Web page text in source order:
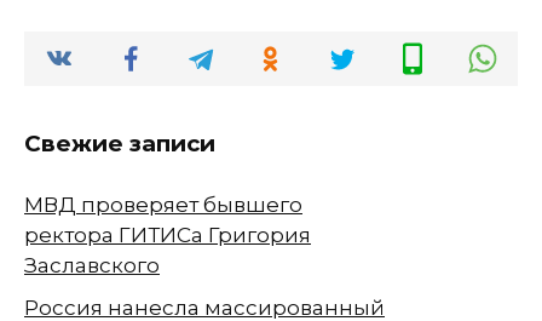
Свежие записи
МВД проверяет бывшего
ректора ГИТИСа Григория
Заславского
Россия нанесла массированный